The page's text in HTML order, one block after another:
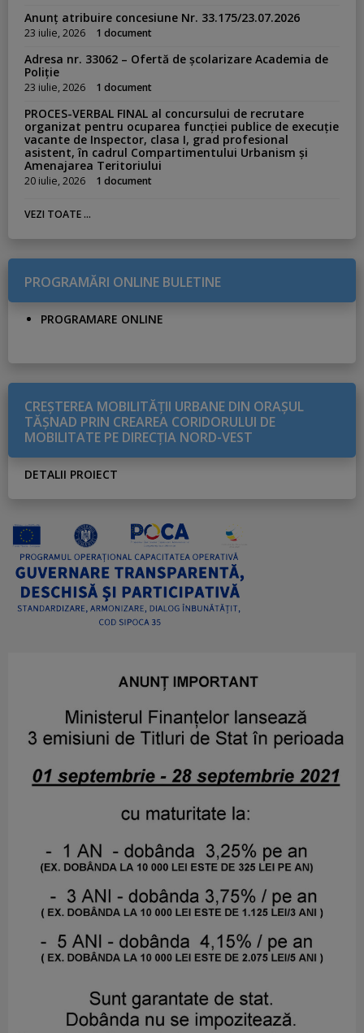
Anunț atribuire concesiune Nr. 33.175/23.07.2026
23 iulie, 2026 1 document
Adresa nr. 33062 – Ofertă de școlarizare Academia de
Poliție
23 iulie, 2026 1 document
PROCES-VERBAL FINAL al concursului de recrutare
organizat pentru ocuparea funcției publice de execuție
vacante de Inspector, clasa I, grad profesional
asistent, în cadrul Compartimentului Urbanism și
Amenajarea Teritoriului
20 iulie, 2026 1 document
VEZI TOATE ...
PROGRAMĂRI ONLINE BULETINE
PROGRAMARE ONLINE
CREŞTEREA MOBILITĂŢII URBANE DIN ORAŞUL
TĂŞNAD PRIN CREAREA CORIDORULUI DE
MOBILITATE PE DIRECŢIA NORD-VEST
DETALII PROIECT